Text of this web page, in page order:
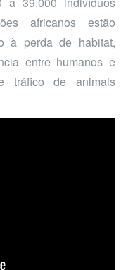
africanos estão
à perda de habitat,
entre humanos e
tráfico de animais